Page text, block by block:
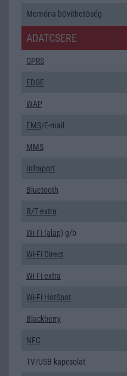
Memória bővíthetőség
ADATCSERE
GPRS
EDGE
WAP
EMS/E-mail
MMS
Infraport
Bluetooth
B/T extra
Wi-Fi (alap) g/b
Wi-Fi Direct
Wi-Fi extra
Wi-Fi HotSpot
Blackberry
NFC
TV/USB kapcsolat